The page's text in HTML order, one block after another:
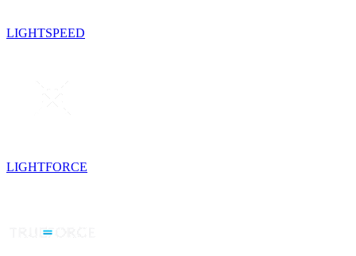
LIGHTSPEED
LIGHTFORCE